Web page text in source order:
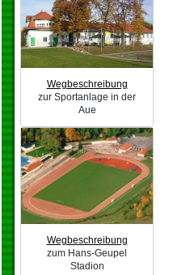
Wegbeschreibung
zur Sportanlage in der
Aue
Wegbeschreibung
zum Hans-Geupel
Stadion